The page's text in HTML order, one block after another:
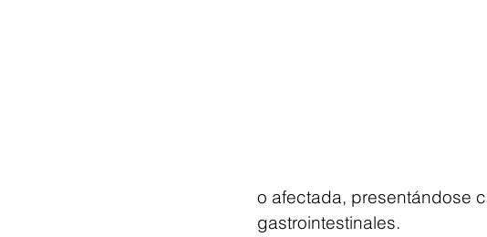
o afectada, presentándose
gastrointestinales.